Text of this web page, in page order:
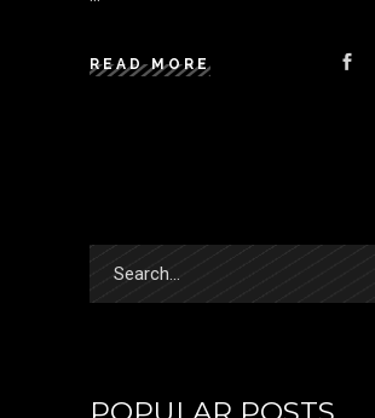
READ MORE
for: